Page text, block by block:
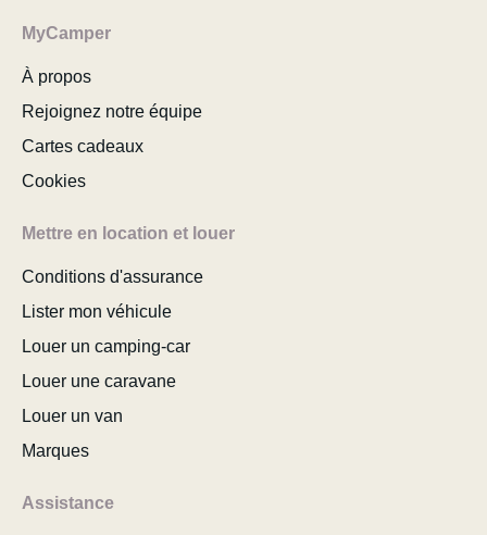
MyCamper
À propos
Rejoignez notre équipe
Cartes cadeaux
Cookies
Mettre en location et louer
Conditions d'assurance
Lister mon véhicule
Louer un camping-car
Louer une caravane
Louer un van
Marques
Assistance